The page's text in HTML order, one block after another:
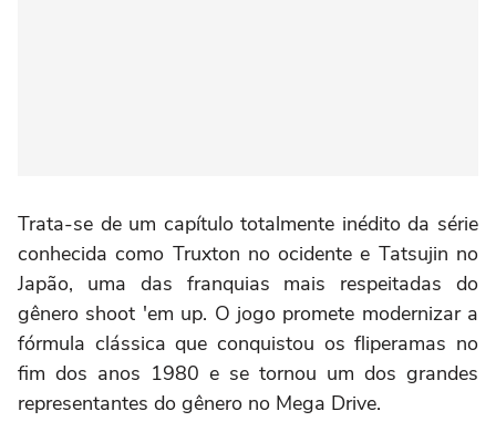
Trata-se de um capítulo totalmente inédito da série
conhecida como Truxton no ocidente e Tatsujin no
Japão, uma das franquias mais respeitadas do
gênero shoot 'em up. O jogo promete modernizar a
fórmula clássica que conquistou os fliperamas no
fim dos anos 1980 e se tornou um dos grandes
representantes do gênero no Mega Drive.